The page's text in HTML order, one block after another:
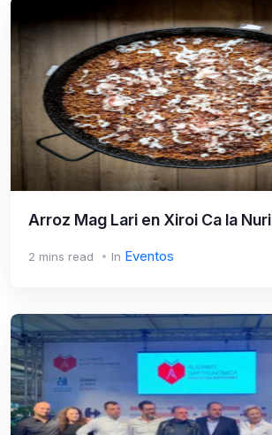
Arroz Mag Lari en Xiroi Ca la Nuri
2 mins read In Eventos